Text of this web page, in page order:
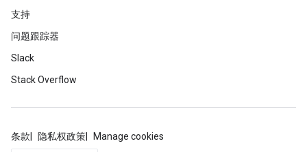
支持
问题跟踪器
Slack
Stack Overflow
条款 隐私权政策 Manage cookies